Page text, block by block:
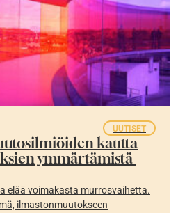
UUTISET
kautta
ymmärtämistä
elää voimakasta murrosvaihetta.
ilmastonmuutokseen